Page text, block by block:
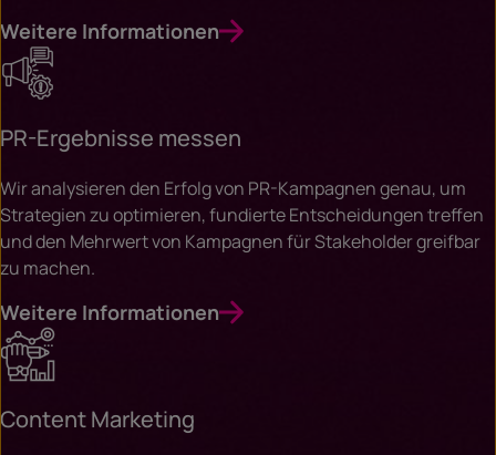
Weitere Informationen
PR-Ergebnisse messen
Wir analysieren den Erfolg von PR-Kampagnen genau, um
Strategien zu optimieren, fundierte Entscheidungen treffen
und den Mehrwert von Kampagnen für Stakeholder greifbar
zu machen.
Weitere Informationen
Content Marketing